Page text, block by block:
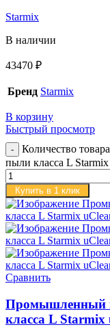
Starmix
В наличии
43470 ₽
Бренд Starmix
В корзину
Быстрый просмотр
Количество
пыли класса L
Купить в 1 клик
Сравнить
Промышленный
класса L